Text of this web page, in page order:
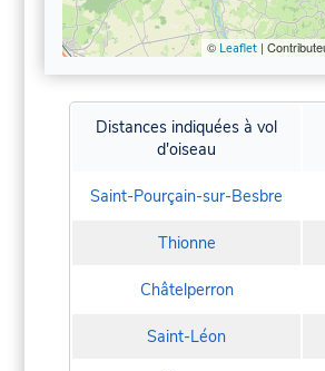
© Leaflet|
Distances indiquées à vol
d'oiseau
Saint-Pourçain-sur-Besbre
Thionne
Châtelperron
Saint-Léon